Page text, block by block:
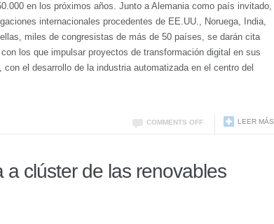
en los próximos años. Junto a Alemania como país invitado,
internacionales procedentes de EE.UU., Noruega, India,
miles de congresistas de más de 50 países, se darán cita
los que impulsar proyectos de transformación digital en sus
el desarrollo de la industria automatizada en el centro del
LEER MÁS
COMMENTS OFF
a clúster de las renovables